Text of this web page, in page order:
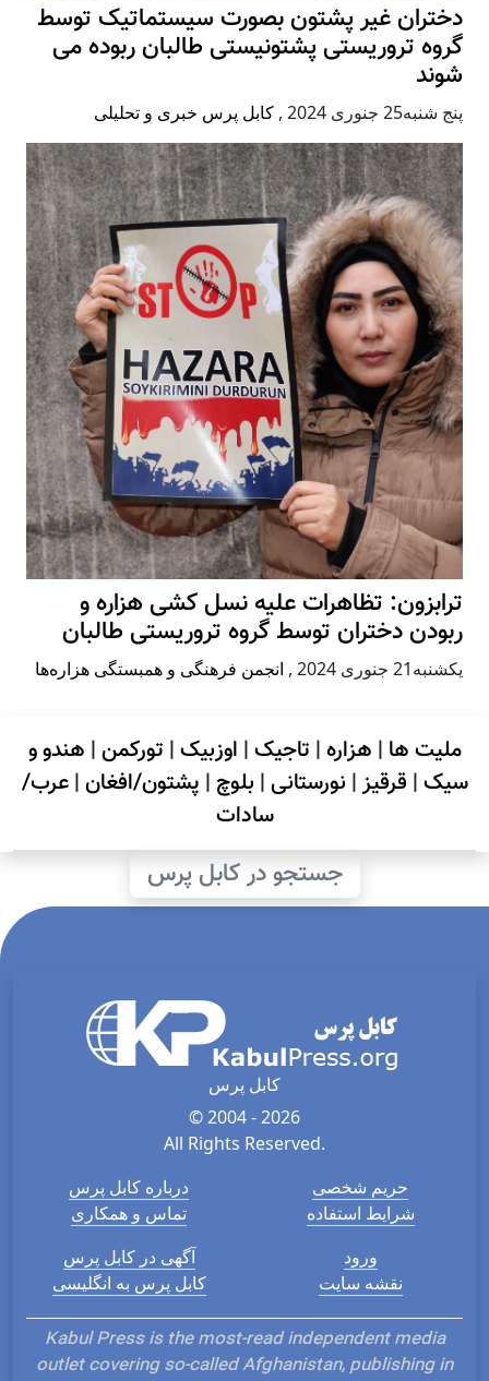
دختران غیر پشتون بصورت سیستماتیک توسط
گروه تروریستی پشتونیستی طالبان ربوده می
شوند
پنج شنبه25 جنوری 2024 , کابل پرس خبری و تحلیلی
ترابزون: تظاهرات علیه نسل کشی هزاره و
ربودن دختران توسط گروه تروریستی طالبان
يكشنبه21 جنوری 2024 , انجمن فرهنگی و همبستگی هزاره‌ها
ملیت ها | هزاره| تاجیک| اوزبیک| تورکمن| هندو و
سیک| قرقیز| نورستانی| بلوچ | پشتون/افغان|عرب/
سادات
جستجو در کابل پرس
کابل پرس
© 2004 - 2026
All Rights Reserved.
درباره کابل پرس
تماس و همکاری
حریم شخصی
شرایط استفاده
آگهی در کابل پرس
کابل پرس به انگلیسی
ورود
نقشه سایت
Kabul Press is the most-read independent media
outlet covering so-called Afghanistan, publishing in